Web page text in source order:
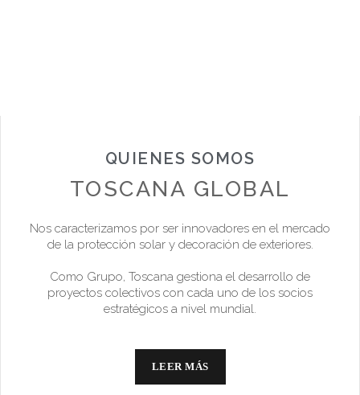
QUIENES SOMOS
TOSCANA GLOBAL
Nos caracterizamos por ser innovadores en el mercado
de la protección solar y decoración de exteriores.
Como Grupo, Toscana gestiona el desarrollo de
proyectos colectivos con cada uno de los socios
estratégicos a nivel mundial.
LEER MÁS